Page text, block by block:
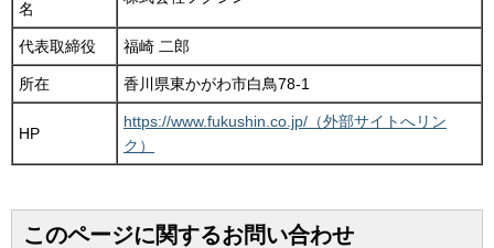
名
代表取締役 福崎 二郎
所在 香川県東かがわ市白鳥78-1
HP
https://www.fukushin.co.jp/（外部サイトへリン
ク）
このページに関するお問い合わせ